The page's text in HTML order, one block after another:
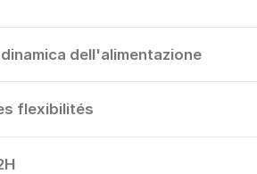
dell'alimentazione
flexibilités